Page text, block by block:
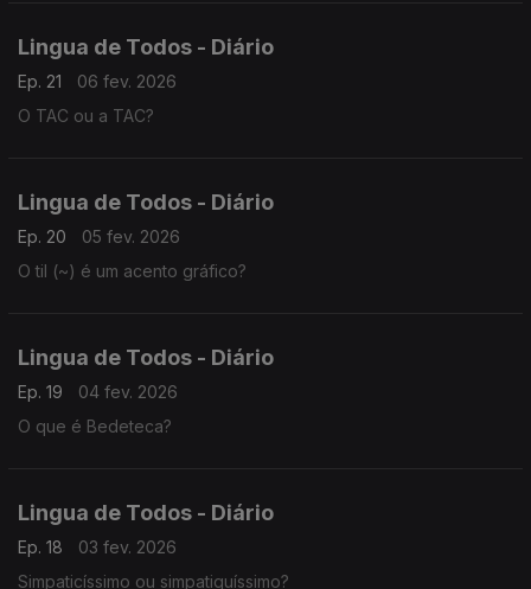
Lingua de Todos - Diário
Ep. 21
06 fev. 2026
O TAC ou a TAC?
Lingua de Todos - Diário
Ep. 20
05 fev. 2026
O til (~) é um acento gráfico?
Lingua de Todos - Diário
Ep. 19
04 fev. 2026
O que é Bedeteca?
Lingua de Todos - Diário
Ep. 18
03 fev. 2026
Simpaticíssimo ou simpatiquíssimo?